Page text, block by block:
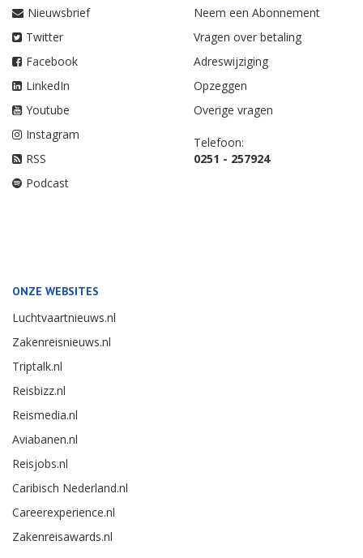
Nieuwsbrief
Twitter
Facebook
LinkedIn
Youtube
Instagram
RSS
Podcast
Neem een Abonnement
Vragen over betaling
Adreswijziging
Opzeggen
Overige vragen
Telefoon:
0251 - 257924
ONZE WEBSITES
Luchtvaartnieuws.nl
Zakenreisnieuws.nl
Triptalk.nl
Reisbizz.nl
Reismedia.nl
Aviabanen.nl
Reisjobs.nl
Caribisch Nederland.nl
Careerexperience.nl
Zakenreisawards.nl